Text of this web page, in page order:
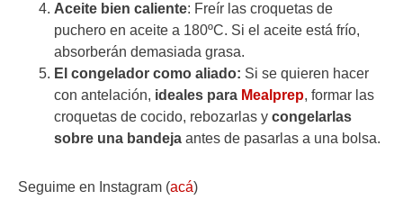
Aceite bien caliente: Freír las croquetas de
puchero en aceite a 180ºC. Si el aceite está frío,
absorberán demasiada grasa.
El congelador como aliado: Si se quieren hacer
con antelación, ideales para Mealprep, formar las
croquetas de cocido, rebozarlas y congelarlas
sobre una bandeja antes de pasarlas a una bolsa.
Seguime en Instagram (acá)